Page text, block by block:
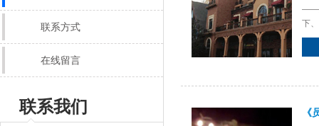
联系方式
在线留言
联系我们
——
下
安
《